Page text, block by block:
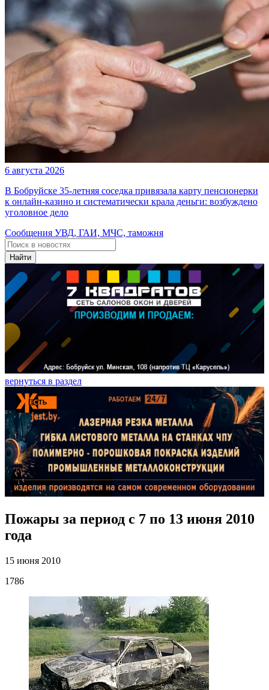
6 августа 2026
В Бобруйске 35-летняя соседка привязала карту пенсионерки
к онлайн-казино и систематически крала деньги: возбуждено
уголовное дело
Сообщения УВД, ГАИ, МЧС, таможня
Найти
вернуться в раздел
Пожары за период с 7 по 13 июня 2010
года
15 июня 2010
1786